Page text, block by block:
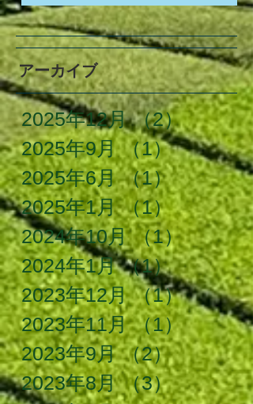
アーカイブ
2025年12月 （2）2件の記
2025年9月 （1）1件の記事
2025年6月 （1）1件の記事
2025年1月 （1）1件の記事
2024年10月 （1）1件の記
2024年1月 （1）1件の記事
2023年12月 （1）1件の記
2023年11月 （1）1件の記
2023年9月 （2）2件の記事
2023年8月 （3）3件の記事